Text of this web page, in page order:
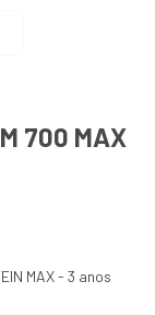
700 MAX
MAX - 3 anos